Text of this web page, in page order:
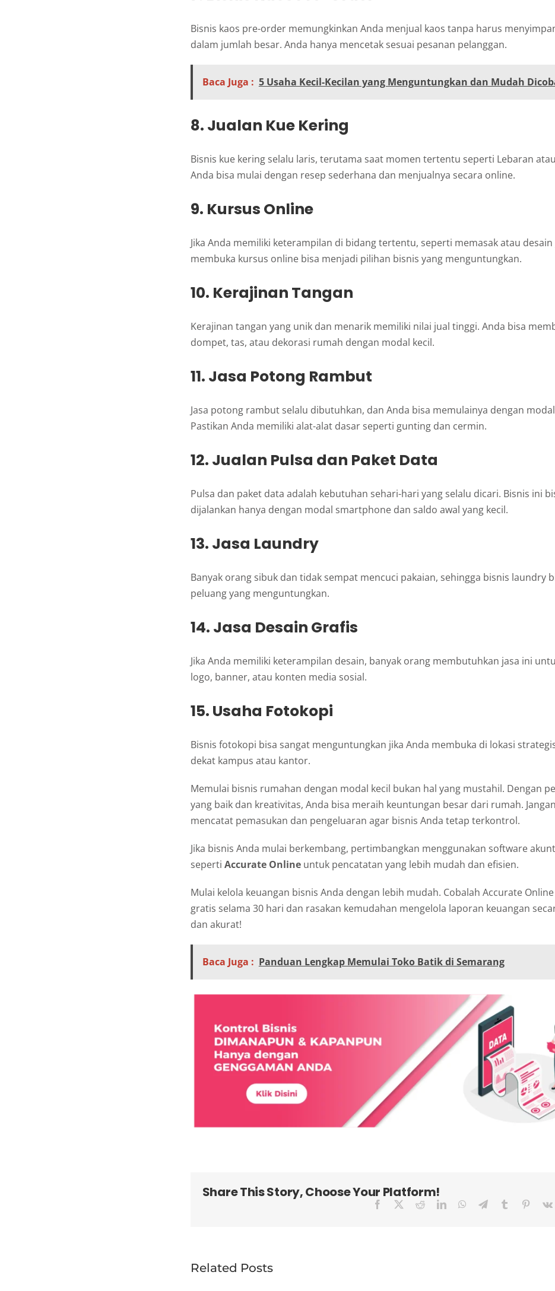
Bisnis kaos pre-order memungkinkan Anda menjual kaos tanpa harus
dalam jumlah besar. Anda hanya mencetak sesuai pesanan pelanggan.
Baca Juga : 5 Usaha Kecil-Kecilan yang Menguntungkan dan Mudah
8. Jualan Kue Kering
Bisnis kue kering selalu laris, terutama saat momen tertentu seperti Lebaran
Anda bisa mulai dengan resep sederhana dan menjualnya secara online.
9. Kursus Online
Jika Anda memiliki keterampilan di bidang tertentu, seperti memasak atau desain
membuka kursus online bisa menjadi pilihan bisnis yang menguntungkan.
10. Kerajinan Tangan
Kerajinan tangan yang unik dan menarik memiliki nilai jual tinggi. Anda bisa
dompet, tas, atau dekorasi rumah dengan modal kecil.
11. Jasa Potong Rambut
Jasa potong rambut selalu dibutuhkan, dan Anda bisa memulainya dengan
Pastikan Anda memiliki alat-alat dasar seperti gunting dan cermin.
12. Jualan Pulsa dan Paket Data
Pulsa dan paket data adalah kebutuhan sehari-hari yang selalu dicari. Bisnis ini
dijalankan hanya dengan modal smartphone dan saldo awal yang kecil.
13. Jasa Laundry
Banyak orang sibuk dan tidak sempat mencuci pakaian, sehingga bisnis laundry
peluang yang menguntungkan.
14. Jasa Desain Grafis
Jika Anda memiliki keterampilan desain, banyak orang membutuhkan jasa ini
logo, banner, atau konten media sosial.
15. Usaha Fotokopi
Bisnis fotokopi bisa sangat menguntungkan jika Anda membuka di lokasi
dekat kampus atau kantor.
Memulai bisnis rumahan dengan modal kecil bukan hal yang mustahil. Dengan
yang baik dan kreativitas, Anda bisa meraih keuntungan besar dari rumah.
mencatat pemasukan dan pengeluaran agar bisnis Anda tetap terkontrol.
Jika bisnis Anda mulai berkembang, pertimbangkan menggunakan software
seperti Accurate Onlineuntuk pencatatan yang lebih mudah dan efisien.
Mulai kelola keuangan bisnis Anda dengan lebih mudah. Cobalah Accurate
gratis selama 30 hari dan rasakan kemudahan mengelola laporan keuangan
dan akurat!
Baca Juga : Panduan Lengkap Memulai Toko Batik di Semarang
Share This Story, Choose Your Platform!
Facebook RedditLinkedInWhatsApp
TelegramTumblr
Related Posts